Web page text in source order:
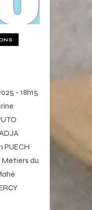
- 18h15
PUECH
Métiers du